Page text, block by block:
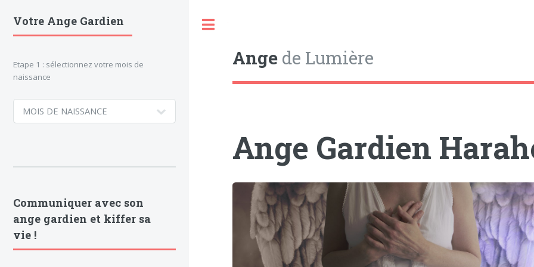
Ange de Lumière
Ange Gardien
Votre Ange Gardien
Etape 1 : sélectionnez votre mois de
naissance
Communiquer avec son
ange gardien et kiffer sa
vie !